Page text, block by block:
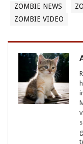
ZOMBIE NEWS
ZOMBIE VIDEO